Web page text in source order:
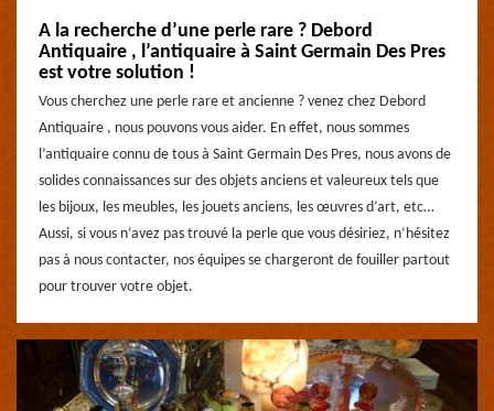
A la recherche d’une perle rare ? Debord
Antiquaire , l’antiquaire à Saint Germain Des Pres
est votre solution !
Vous cherchez une perle rare et ancienne ? venez chez Debord
Antiquaire , nous pouvons vous aider. En effet, nous sommes
l’antiquaire connu de tous à Saint Germain Des Pres, nous avons de
solides connaissances sur des objets anciens et valeureux tels que
les bijoux, les meubles, les jouets anciens, les œuvres d’art, etc…
Aussi, si vous n’avez pas trouvé la perle que vous désiriez, n’hésitez
pas à nous contacter, nos équipes se chargeront de fouiller partout
pour trouver votre objet.